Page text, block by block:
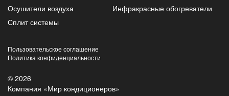
Осушители воздуха
Инфракрасные обогреватели
Сплит системы
Пользовательское соглашение
Политика конфиденциальности
© 2026
Компания «Мир кондиционеров»